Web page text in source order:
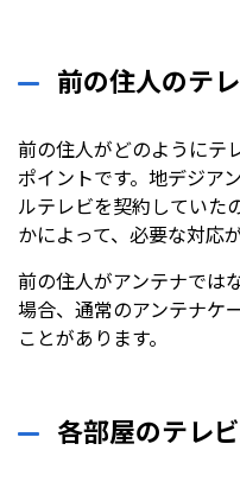
前の住人のテ
前の住人がどのようにテ
ポイントです。地デジア
ルテレビを契約していた
かによって、必要な対応
前の住人がアンテナでは
場合、通常のアンテナケ
ことがあります。
各部屋のテレ